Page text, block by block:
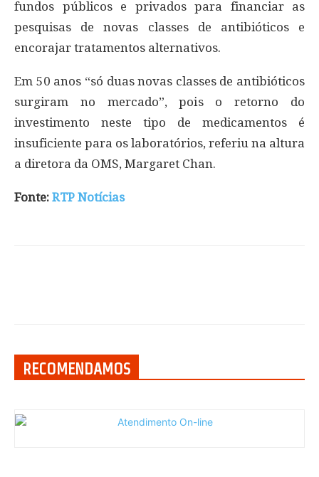
fundos públicos e privados para financiar as
pesquisas de novas classes de antibióticos e
encorajar tratamentos alternativos.
Em 50 anos “só duas novas classes de antibióticos
surgiram no mercado”, pois o retorno do
investimento neste tipo de medicamentos é
insuficiente para os laboratórios, referiu na altura
a diretora da OMS, Margaret Chan.
Fonte: RTP Notícias
RECOMENDAMOS